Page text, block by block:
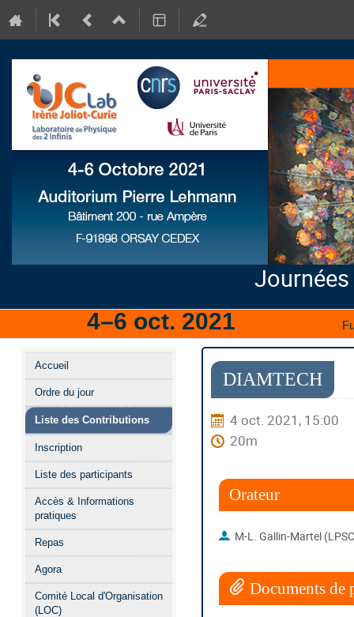
Journées
4–6 oct. 2021
Menu
de
l'événement
Accueil
Ordre du jour
Liste des Contributions
Inscription
Liste des participants
Accès & Informations
pratiques
Repas
Agora
Comité Local d'Organisation
(LOC)
DIAMTECH
4 oct. 2021, 15:00
20m
Orateur
M-L. Gallin-Martel
Documents de